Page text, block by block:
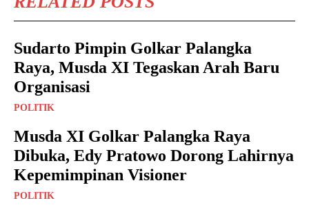
Sudarto Pimpin Golkar Palangka
Raya, Musda XI Tegaskan Arah Baru
Organisasi
POLITIK
Musda XI Golkar Palangka Raya
Dibuka, Edy Pratowo Dorong Lahirnya
Kepemimpinan Visioner
POLITIK